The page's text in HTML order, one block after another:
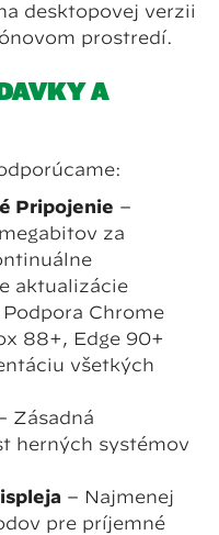
desktopovej verzii
prostredí.
A
Pripojenie –
za
aktualizácie
Podpora Chrome
88+, Edge 90+
všetkých
Zásadná
herných systémov
– Najmenej
pre príjemné